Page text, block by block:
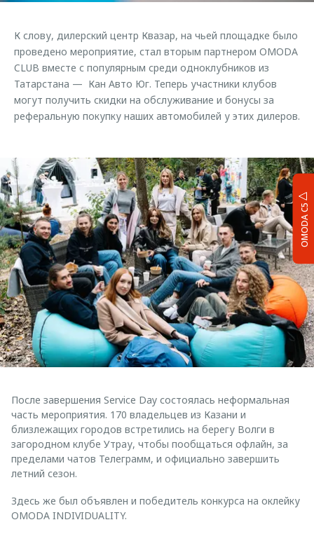
OMODA C5
К слову, дилерский центр Квазар, на чьей площадке было
проведено мероприятие, стал вторым партнером OMODA
CLUB вместе с популярным среди одноклубников из
Татарстана — Кан Авто Юг. Теперь участники клубов
могут получить скидки на обслуживание и бонусы за
реферальную покупку наших автомобилей у этих дилеров.
После завершения Service Day состоялась неформальная
часть мероприятия. 170 владельцев из Казани и
близлежащих городов встретились на берегу Волги в
загородном клубе Утрау, чтобы пообщаться офлайн, за
пределами чатов Телеграмм, и официально завершить
летний сезон.
Здесь же был объявлен и победитель конкурса на оклейку
OMODA INDIVIDUALITY.